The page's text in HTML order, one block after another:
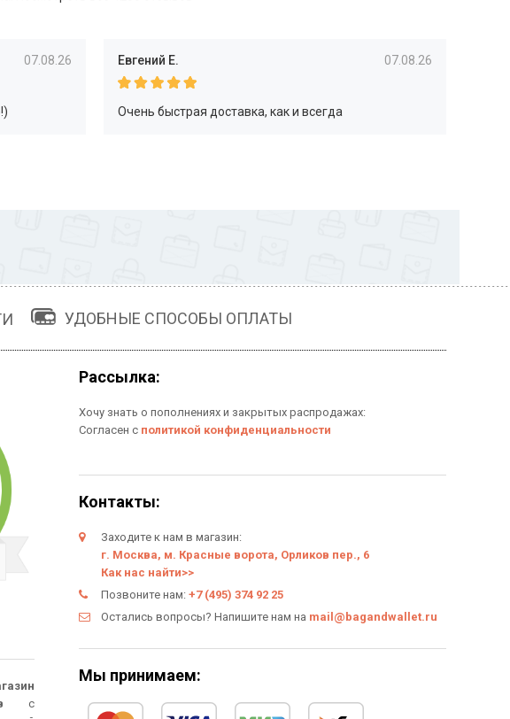
07.08.26 Евгений Е. 07.08.26
Очень быстрая доставка, как и всегда
УДОБНЫЕ СПОСОБЫ ОПЛАТЫ
с
Рассылка:
Хочу знать о пополнениях и закрытых распродажах:
Согласен с политикой конфиденциальности
Контакты:
Заходите к нам в магазин:
г. Москва, м. Красные ворота, Орликов пер., 6
Как нас найти>>
Позвоните нам:+7 (495) 374 92 25
Остались вопросы? Напишите нам на mail@bagandwallet.ru
Мы принимаем: